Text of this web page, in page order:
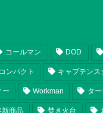
コールマン DOD
コンパクト キャプテンス
ー Workman タ
商品 焚き火台